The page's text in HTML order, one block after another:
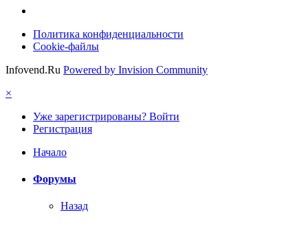
Политика конфиденциальности
Cookie-файлы
Infovend.Ru Powered by Invision Community
×
Уже зарегистрированы? Войти
Регистрация
Начало
Форумы
Назад